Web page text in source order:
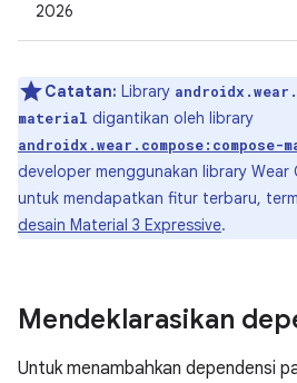
2026
Catatan: Library
material digantikan oleh library
androidx.wear.compose:compose-
developer menggunakan library Wear
untuk mendapatkan fitur terbaru,
desain Material 3 Expressive.
Mendeklarasikan
Untuk menambahkan dependensi